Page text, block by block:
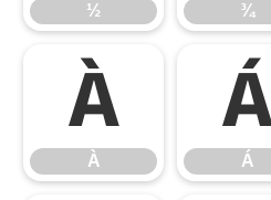
½ ¾
À
À Á